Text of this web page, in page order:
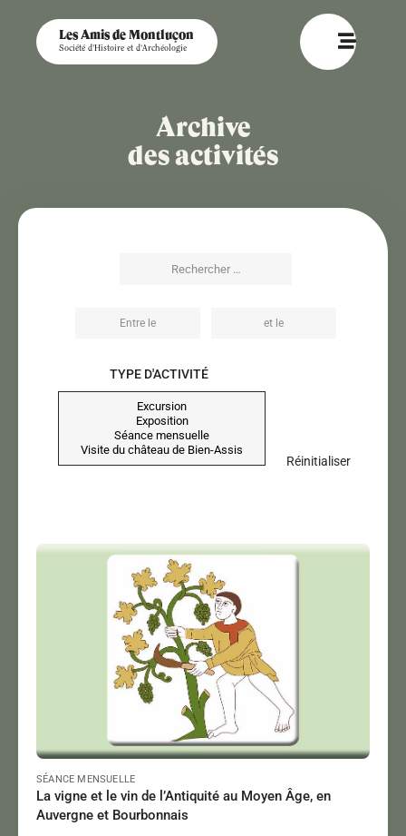
Les Amis de Montluçon
Société d'Histoire et d'Archéologie
Archive
des activités
TYPE D'ACTIVITÉ
Réinitialiser
LIEGARD Sophie
Le 11/04/2025
Lire
SÉANCE MENSUELLE
La vigne et le vin de l’Antiquité au Moyen Âge, en
Auvergne et Bourbonnais